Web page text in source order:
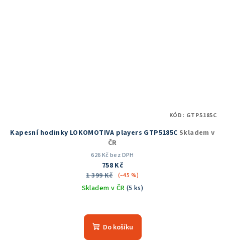
Kapesní hodinky LOKOMOTIVA players GTP5185C Skladem v
ČR
626 Kč bez DPH
758 Kč
1 399 Kč
(–45 %)
Skladem v ČR (5 ks)
hodnocení
produktu
Do košíku
KÓD: GTP5185C